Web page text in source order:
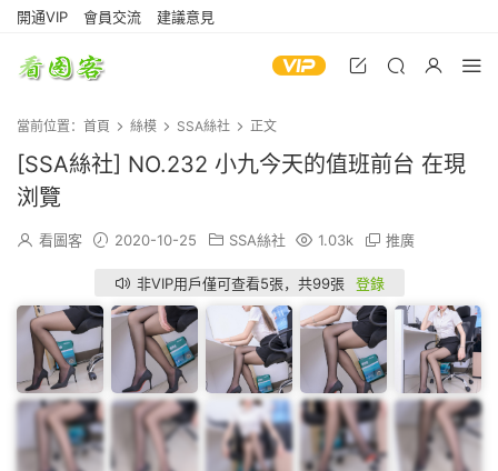
開通VIP 會員交流 建議意見
當前位置： 首頁 絲模 SSA絲社 正文
[SSA絲社] NO.232 小九今天的值班前台 在現
浏覽
看圖客 2020-10-25 SSA絲社 1.03k 推廣
非VIP用戶僅可查看5張，共99張 登錄